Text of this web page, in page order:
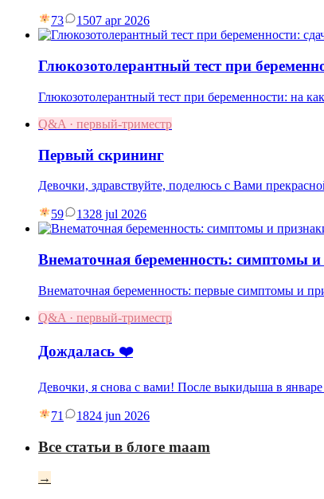
73 1507 apr 2026
Глюкозотолерантный тест при
Глюкозотолерантный тест при беременности: на
Q&A · первый-триместр
Первый скрининг
Девочки, здравствуйте, поделюсь с Вами
59 1328 jul 2026
Внематочная беременность: симптомы
Внематочная беременность: первые симптомы и
Q&A · первый-триместр
Дождалась ❤️
Девочки, я снова с вами! После выкидыша в
71 1824 jun 2026
Все статьи в блоге maam
→